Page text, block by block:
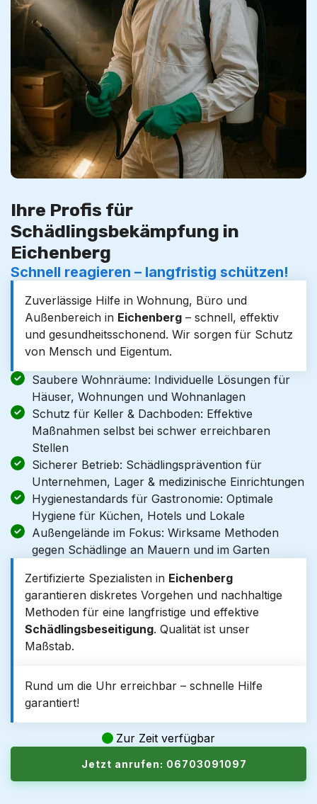
Ihre Profis für
Schädlingsbekämpfung in
Eichenberg
Schnell reagieren – langfristig schützen!
Zuverlässige Hilfe in Wohnung, Büro und
Außenbereich in Eichenberg – schnell, effektiv
und gesundheitsschonend. Wir sorgen für Schutz
von Mensch und Eigentum.
Saubere Wohnräume: Individuelle Lösungen für
Häuser, Wohnungen und Wohnanlagen
Schutz für Keller & Dachboden: Effektive
Maßnahmen selbst bei schwer erreichbaren
Stellen
Sicherer Betrieb: Schädlingsprävention für
Unternehmen, Lager & medizinische Einrichtungen
Hygienestandards für Gastronomie: Optimale
Hygiene für Küchen, Hotels und Lokale
Außengelände im Fokus: Wirksame Methoden
gegen Schädlinge an Mauern und im Garten
Zertifizierte Spezialisten in Eichenberg
garantieren diskretes Vorgehen und nachhaltige
Methoden für eine langfristige und effektive
Schädlingsbeseitigung. Qualität ist unser
Maßstab.
Rund um die Uhr erreichbar – schnelle Hilfe
garantiert!
Zur Zeit verfügbar
Jetzt anrufen: 06703091097